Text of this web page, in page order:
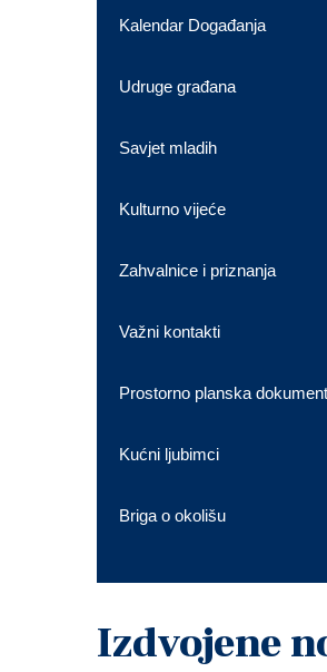
Kalendar Događanja
Udruge građana
Savjet mladih
Kulturno vijeće
Zahvalnice i priznanja
Važni kontakti
Prostorno planska
Kućni ljubimci
Briga o okolišu
Izdvojene